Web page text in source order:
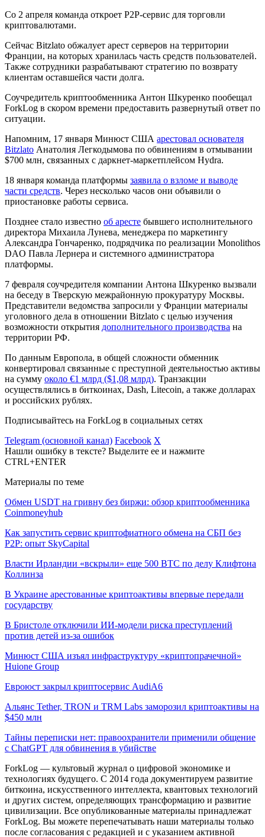
Со 2 апреля команда откроет P2P-сервис для торговли
криптовалютами.
Сейчас Bitzlato обжалует арест серверов на территории
Франции, на которых хранилась часть средств пользователей.
Также сотрудники разрабатывают стратегию по возврату
клиентам оставшейся части долга.
Соучредитель криптообменника Антон Шкуренко пообещал
ForkLog в скором времени предоставить развернутый ответ по
ситуации.
Напомним, 17 января Минюст США арестовал основателя
Bitzlato Анатолия Легкодымова по обвинениям в отмывании
$700 млн, связанных с даркнет-маркетплейсом Hydra.
18 января команда платформы заявила о взломе и выводе
части средств. Через несколько часов они объявили о
приостановке работы сервиса.
Позднее стало известно об аресте бывшего исполнительного
директора Михаила Лунева, менеджера по маркетингу
Александра Гончаренко, подрядчика по реализации Monolithos
DAO Павла Лернера и системного администратора
платформы.
7 февраля соучредителя компании Антона Шкуренко вызвали
на беседу в Тверскую межрайонную прокуратуру Москвы.
Представители ведомства запросили у Франции материалы
уголовного дела в отношении Bitzlato с целью изучения
возможности открытия дополнительного производства на
территории РФ.
По данным Европола, в общей сложности обменник
конвертировал связанные с преступной деятельностью активы
на сумму около €1 млрд ($1,08 млрд). Транзакции
осуществлялись в биткоинах, Dash, Litecoin, а также долларах
и российских рублях.
Подписывайтесь на ForkLog в социальных сетях
Telegram (основной канал) Facebook X
Нашли ошибку в тексте? Выделите ее и нажмите
CTRL+ENTER
Материалы по теме
Обмен USDT на гривну без биржи: обзор криптообменника
Coinmoneyhub
Как запустить сервис криптофиатного обмена на СБП без
P2P: опыт SkyCapital
Власти Ирландии «вскрыли» еще 500 BTC по делу Клифтона
Коллинза
В Украине арестованные криптоактивы впервые передали
государству
В Бристоле отключили ИИ-модели риска преступлений
против детей из-за ошибок
Минюст США изъял инфраструктуру «криптопрачечной»
Huione Group
Евроюст закрыл криптосервис AudiA6
Альянс Tether, TRON и TRM Labs заморозил криптоактивы на
$450 млн
Тайны переписки нет: правоохранители применили общение
с ChatGPT для обвинения в убийстве
ForkLog — культовый журнал о цифровой экономике и
технологиях будущего. С 2014 года документируем развитие
биткоина, искусственного интеллекта, квантовых технологий
и других систем, определяющих трансформацию и развитие
цивилизации. Все опубликованные материалы принадлежат
ForkLog. Вы можете перепечатывать наши материалы только
после согласования с редакцией и с указанием активной